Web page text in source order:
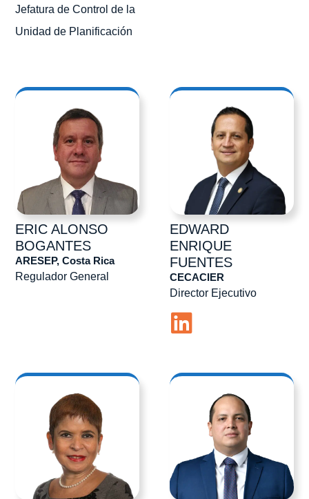
Jefatura de Control de la
Unidad de Planificación
ERIC ALONSO
BOGANTES
Regulador General
ARESEP, Costa Rica
EDWARD
ENRIQUE
FUENTES
Director Ejecutivo
CECACIER